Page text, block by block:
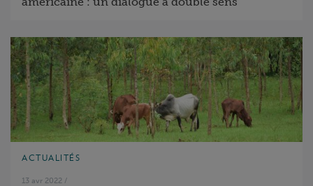
ACTUALITÉS
13 avr 2022 /